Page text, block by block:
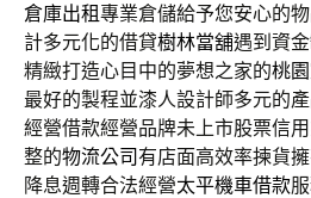
倉庫出租專業倉儲給予您安心的
計多元化的借貸樹林當舖遇到資
精緻打造心目中的夢想之家的桃
最好的製程並漆人設計師多元的
經營借款經營品牌未上市股票信
整的物流公司 有店面高效率揀貨
降息週轉合法經營太平機車借款